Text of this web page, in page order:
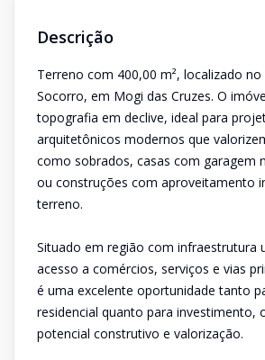
Descrição
Terreno com 400,00 m², localizado
Socorro, em Mogi das Cruzes. O
topografia em declive, ideal para
arquitetônicos modernos que
como sobrados, casas com garagem
ou construções com aproveitamento
terreno.
Situado em região com infraestrutura
acesso a comércios, serviços e vias
é uma excelente oportunidade tanto
residencial quanto para investimento,
potencial construtivo e valorização.